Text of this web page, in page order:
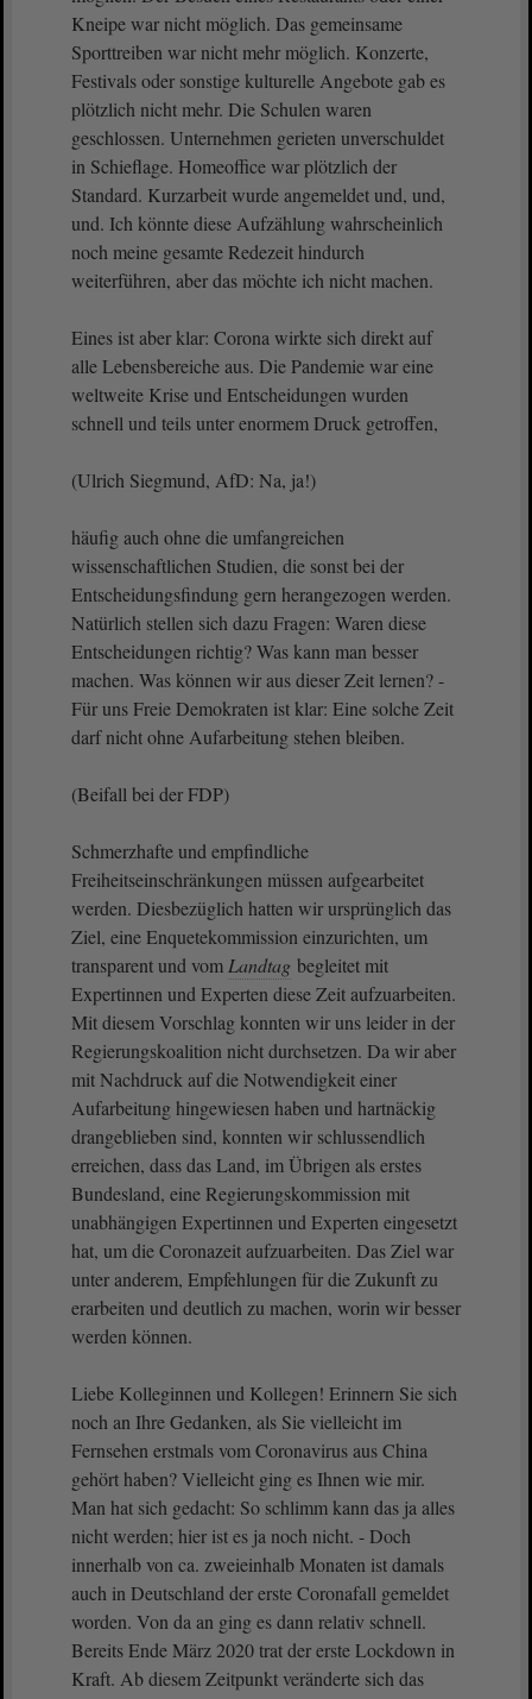
Kneipe war nicht möglich. Das gemeinsame
Sporttreiben war nicht mehr möglich. Konzerte,
Festivals oder sonstige kulturelle Angebote gab es
plötzlich nicht mehr. Die Schulen waren
geschlossen. Unternehmen gerieten unverschuldet
in Schieflage. Homeoffice war plötzlich der
Standard. Kurzarbeit wurde angemeldet und, und,
und. Ich könnte diese Aufzählung wahrscheinlich
noch meine gesamte Redezeit hindurch
weiterführen, aber das möchte ich nicht machen.
Eines ist aber klar: Corona wirkte sich direkt auf
alle Lebensbereiche aus. Die Pandemie war eine
weltweite Krise und Entscheidungen wurden
schnell und teils unter enormem Druck getroffen,
(Ulrich Siegmund, AfD: Na, ja!)
häufig auch ohne die umfangreichen
wissenschaftlichen Studien, die sonst bei der
Entscheidungsfindung gern herangezogen werden.
Natürlich stellen sich dazu Fragen: Waren diese
Entscheidungen richtig? Was kann man besser
machen. Was können wir aus dieser Zeit lernen? -
Für uns Freie Demokraten ist klar: Eine solche Zeit
darf nicht ohne Aufarbeitung stehen bleiben.
(Beifall bei der FDP)
Schmerzhafte und empfindliche
Freiheitseinschränkungen müssen aufgearbeitet
werden. Diesbezüglich hatten wir ursprünglich das
Ziel, eine Enquetekommission einzurichten, um
transparent und vom Landtag begleitet mit
Expertinnen und Experten diese Zeit aufzuarbeiten.
Mit diesem Vorschlag konnten wir uns leider in der
Regierungskoalition nicht durchsetzen. Da wir aber
mit Nachdruck auf die Notwendigkeit einer
Aufarbeitung hingewiesen haben und hartnäckig
drangeblieben sind, konnten wir schlussendlich
erreichen, dass das Land, im Übrigen als erstes
Bundesland, eine Regierungskommission mit
unabhängigen Expertinnen und Experten eingesetzt
hat, um die Coronazeit aufzuarbeiten. Das Ziel war
unter anderem, Empfehlungen für die Zukunft zu
erarbeiten und deutlich zu machen, worin wir besser
werden können.
Liebe Kolleginnen und Kollegen! Erinnern Sie sich
noch an Ihre Gedanken, als Sie vielleicht im
Fernsehen erstmals vom Coronavirus aus China
gehört haben? Vielleicht ging es Ihnen wie mir.
Man hat sich gedacht: So schlimm kann das ja alles
nicht werden; hier ist es ja noch nicht. - Doch
innerhalb von ca. zweieinhalb Monaten ist damals
auch in Deutschland der erste Coronafall gemeldet
worden. Von da an ging es dann relativ schnell.
Bereits Ende März 2020 trat der erste Lockdown in
Kraft. Ab diesem Zeitpunkt veränderte sich das